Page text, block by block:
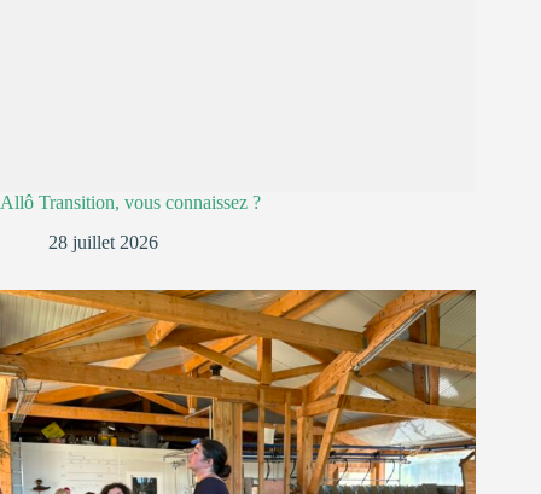
Allô Transition, vous connaissez ?
28 juillet 2026